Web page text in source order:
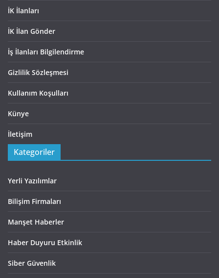
İK İlanları
İK İlan Gönder
İş İlanları Bilgilendirme
Gizlilik Sözleşmesi
Kullanım Koşulları
Künye
İletişim
Kategoriler
Yerli Yazılımlar
Bilişim Firmaları
Manşet Haberler
Haber Duyuru Etkinlik
Siber Güvenlik